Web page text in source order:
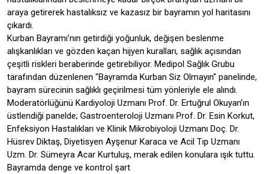
araya getirerek hastalıksız ve kazasız bir bayramın yol haritasını
çıkardı.
Kurban Bayramı’nın getirdiği yoğunluk, değişen beslenme
alışkanlıkları ve gözden kaçan hijyen kuralları, sağlık açısından
çeşitli riskleri beraberinde getirebiliyor. Medipol Sağlık Grubu
tarafından düzenlenen "Bayramda Kurban Siz Olmayın" panelinde,
bayram sürecinin sağlıklı geçirilmesi tüm yönleriyle ele alındı.
Moderatörlüğünü Kardiyoloji Uzmanı Prof. Dr. Ertuğrul Okuyan’ın
üstlendiği panelde; Gastroenteroloji Uzmanı Prof. Dr. Esin Korkut,
Enfeksiyon Hastalıkları ve Klinik Mikrobiyoloji Uzmanı Doç. Dr.
Hüsrev Diktaş, Diyetisyen Ayşenur Karaca ve Acil Tıp Uzmanı
Uzm. Dr. Sümeyra Acar Kurtuluş, merak edilen konulara ışık tuttu.
Bayramda denge ve kontrol şart